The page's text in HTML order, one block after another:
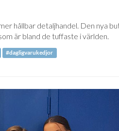
hållbar detaljhandel. Den nya
är bland de tuffaste i världen.
#dagligvarukedjor